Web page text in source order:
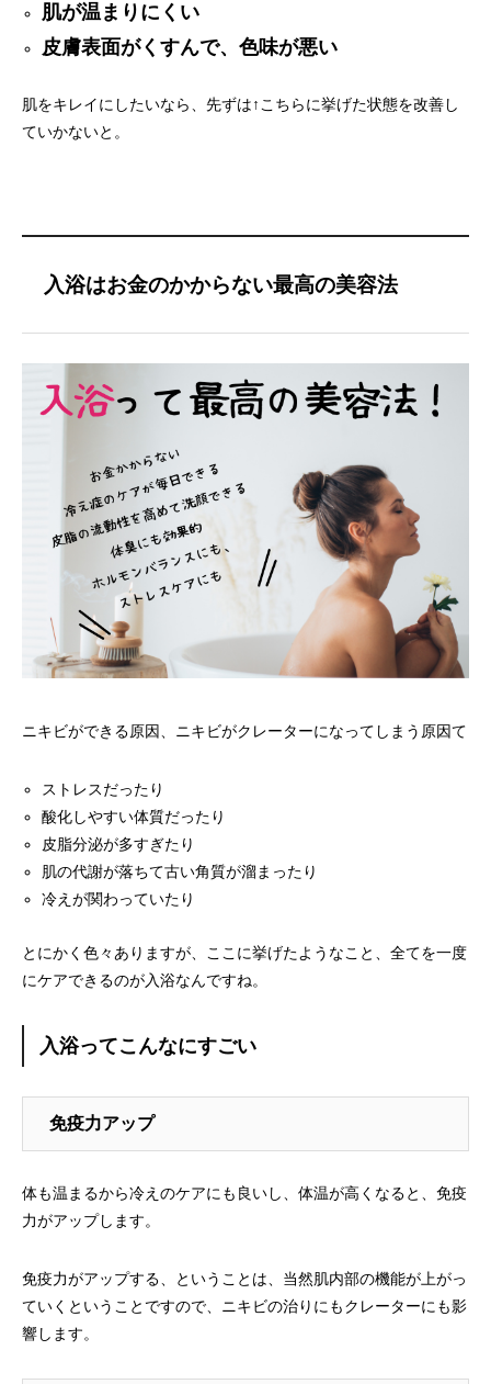
肌が温まりにくい
皮膚表面がくすんで、色味が悪い
肌をキレイにしたいなら、先ずは↑こちらに挙げた状態を改善し
ていかないと。
入浴はお金のかからない最高の美容法
ニキビができる原因、ニキビがクレーターになってしまう原因て
ストレスだったり
酸化しやすい体質だったり
皮脂分泌が多すぎたり
肌の代謝が落ちて古い角質が溜まったり
冷えが関わっていたり
とにかく色々ありますが、ここに挙げたようなこと、全てを一度
にケアできるのが入浴なんですね。
入浴ってこんなにすごい
免疫力アップ
体も温まるから冷えのケアにも良いし、体温が高くなると、免疫
力がアップします。
免疫力がアップする、ということは、当然肌内部の機能が上がっ
ていくということですので、ニキビの治りにもクレーターにも影
響します。